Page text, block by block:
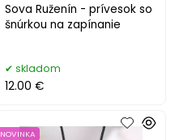
Sova Ruženín - prívesok so
šnúrkou na zapínanie
skladom
12.00 €
NOVINKA